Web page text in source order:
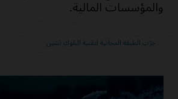
والمؤسسات المالية.
جرّب الطبقة المجانية لتقنية البلوك تشين